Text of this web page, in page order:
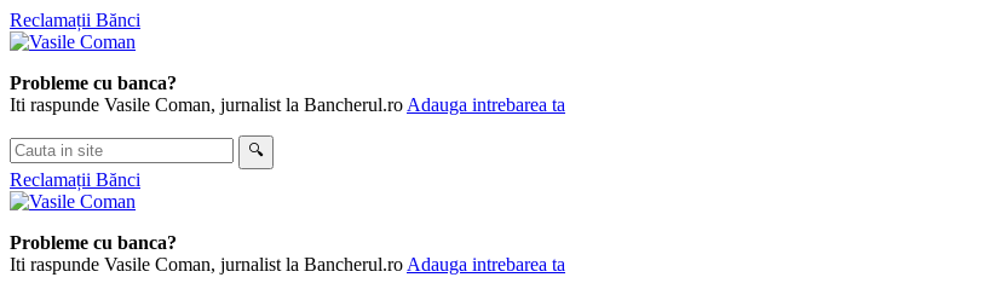
Skip
to
Reclamații Bănci
Probleme cu banca?
Iti raspunde Vasile Coman, jurnalist la Bancherul.ro Adauga intrebarea ta
Cauta
in
site
🔍
Reclamații Bănci
Probleme cu banca?
Iti raspunde Vasile Coman, jurnalist la Bancherul.ro Adauga intrebarea ta